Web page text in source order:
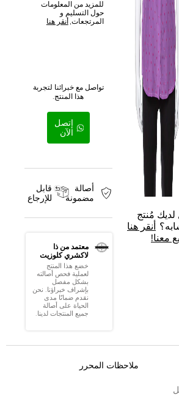
مُنتج
أنقر هنا
معنا!
للمزيد من المعلومات
حول التسليم و
المرتجعات, أنقر هنا
تواصل مع خبرائنا لتجربة
هذا المنتج.
إتصل
الآن
أصالة
مضمونة
قابل
للإرجاع
معتمد من ذا
لاكشري كلوزيت
خضع هذا المنتج
لعملية فحص أصالته
بشكل مفصل
بإشراف خبراؤنا. نحن
نقدم ضمانًا مدى
الحياة على أصالة
جميع المنتجات لدينا.
ملاحظات المحرر